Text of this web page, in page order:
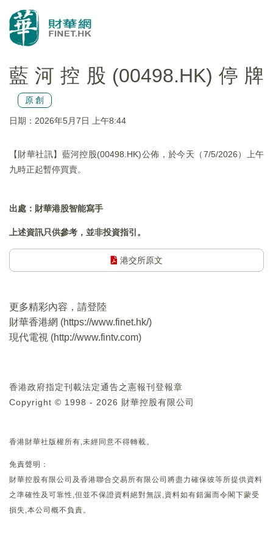
藍河控股(00498.HK)停牌
原創
日期：2026年5月7日 上午8:44
【財華社訊】藍河控股(00498.HK)公佈，於今天（7/5/2026）上午
九時正起暫停買賣。
出處：財華港股智能寫手
上述資訊只供參考，並非投資指引。
港交所原文
更多精彩內容，請登陸
財華香港網 (https://www.finet.hk/)
現代電視 (http://www.fintv.com)
香港政府指定刊載法定通告之憲報刊登報章
Copyright © 1998 - 2026 財華控股有限公司
香港財華社版權所有,未經同意不得轉載。
免責聲明：
財華控股有限公司及香港聯合交易所有限公司將盡力確保彼等所提供資料
之準確性及可靠性,但並不保證資料絕對無誤,資料如有錯漏而令閣下蒙受
損失,本公司概不負責。